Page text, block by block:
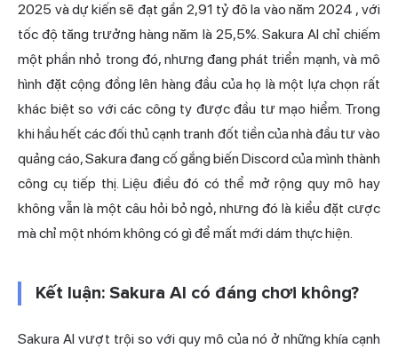
2025 vàdự kiến sẽ đạt gần 2,91 tỷ đô la vào năm 2024 , với
tốc độ tăng trưởng hàng năm là 25,5%. Sakura AI chỉ chiếm
một phần nhỏ trong đó, nhưng đang phát triển mạnh, và mô
hình đặt cộng đồng lên hàng đầu của họ là một lựa chọn rất
khác biệt so với các công ty được đầu tư mạo hiểm. Trong
khi hầu hết các đối thủ cạnh tranh đốt tiền của nhà đầu tư vào
quảng cáo, Sakura đang cố gắng biến Discord của mình thành
công cụ tiếp thị. Liệu điều đó có thể mở rộng quy mô hay
không vẫn là một câu hỏi bỏ ngỏ, nhưng đó là kiểu đặt cược
mà chỉ một nhóm không có gì để mất mới dám thực hiện.
Kết luận: Sakura AI có đáng chơi không?
Sakura AI vượt trội so với quy mô của nó ở những khía cạnh